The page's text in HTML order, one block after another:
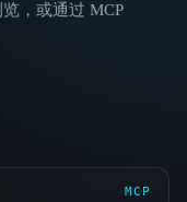
，或通过 MCP
MCP